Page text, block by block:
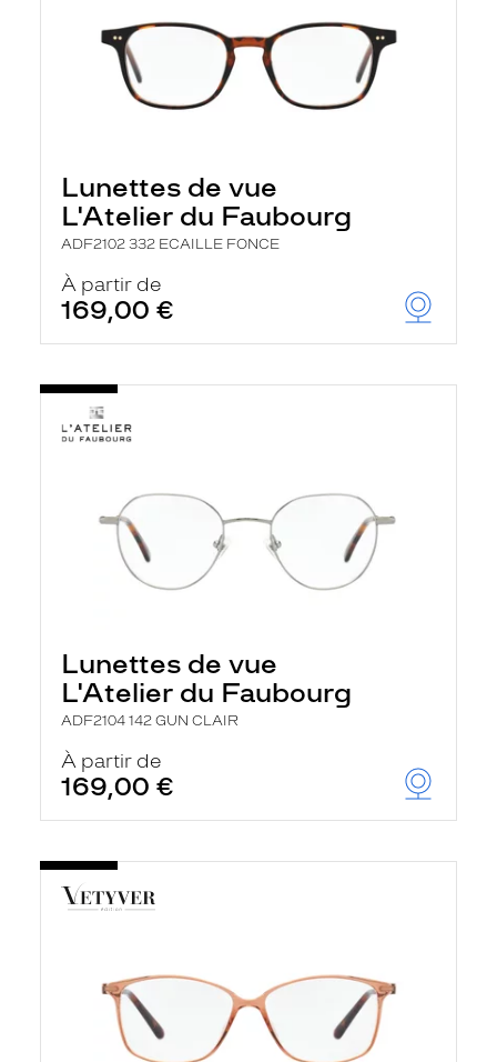
Lunettes de vue
L'Atelier du Faubourg
ADF2102 332 ECAILLE FONCE
À partir de
169,00 €
Lunettes de vue
L'Atelier du Faubourg
ADF2104 142 GUN CLAIR
À partir de
169,00 €